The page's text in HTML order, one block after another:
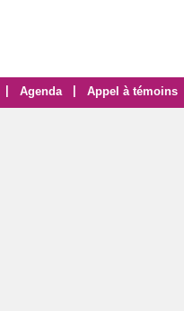
Agenda Appel à témoins